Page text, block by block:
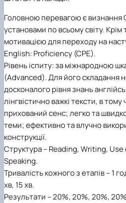
Головною перевагою є визнання
установами по всьому світу. Крім
мотивацією для переходу на
English: Proficiency (CPE).
Рівень іспиту:за міжнародною
(Advanced). Для його складання
досконалого рівня знань
лінгвістично важкі тексти, в тому
прихований сенс; легко та
теми; ефективно та влучно
конструкції.
Структура– Reading, Writing,
Speaking.
Тривалість кожного з етапів– 1
хв, 15 хв.
Результати – 20%, 20%, 20%,